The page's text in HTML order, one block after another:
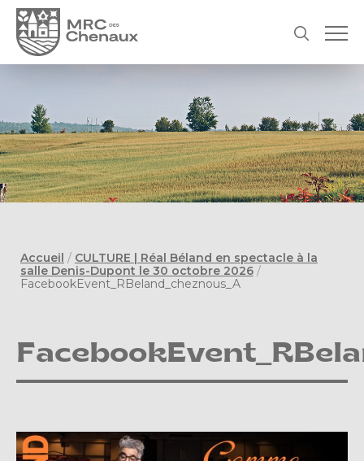
Accueil / CULTURE | Réal Béland en spectacle à la
salle Denis-Dupont le 30 octobre 2026 /
FacebookEvent_RBeland_cheznous_A